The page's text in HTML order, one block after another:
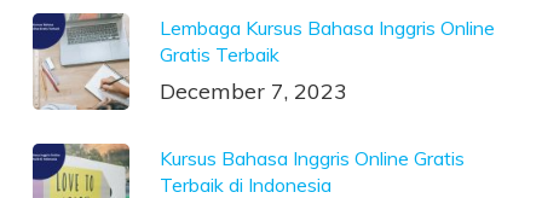
Lembaga Kursus Bahasa Inggris Online
Gratis Terbaik
December 7, 2023
Kursus Bahasa Inggris Online Gratis
Terbaik di Indonesia